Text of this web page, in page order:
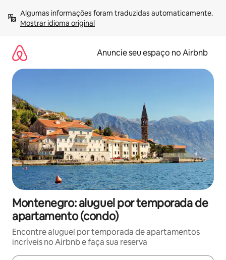
para
Mostrar idioma original
Anuncie seu espaço no Airbnb
Montenegro: aluguel por temporada de
apartamento (condo)
Encontre aluguel por temporada de apartamentos
incríveis no Airbnb e faça sua reserva